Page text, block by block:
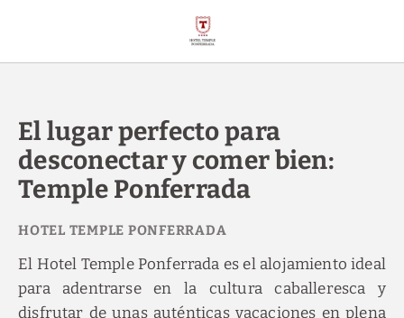
El lugar perfecto para
desconectar y comer bien:
Temple Ponferrada
El Hotel Temple Ponferrada es el alojamiento ideal
para adentrarse en la cultura caballeresca y
disfrutar de unas auténticas vacaciones en plena